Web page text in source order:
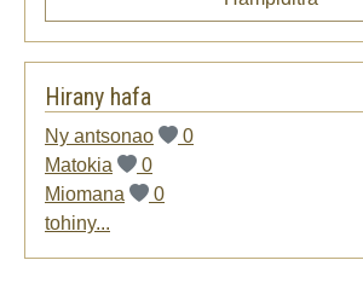
Hirany hafa
Ny antsonao
0
Matokia
0
Miomana
0
tohiny...